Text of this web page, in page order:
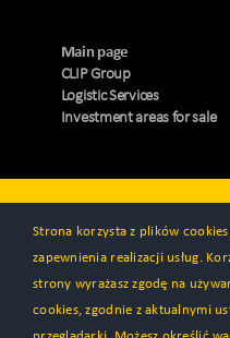
Main page
CLIP Group
Logistic Services
Investment areas for sale
© All rights reserved 2000 -
Strona korzysta z plików
zapewnienia realizacji usług.
strony wyrażasz zgodę na
cookies, zgodnie z aktualnymi